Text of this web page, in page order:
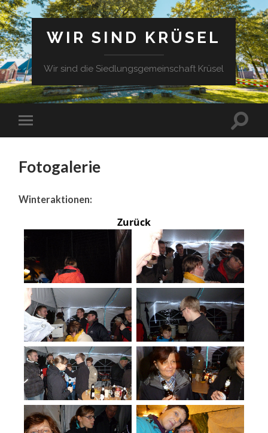
WIR SIND KRÜSEL
Wir sind die Siedlungsgemeinschaft Krüsel
Fotogalerie
Winteraktionen:
Zurück